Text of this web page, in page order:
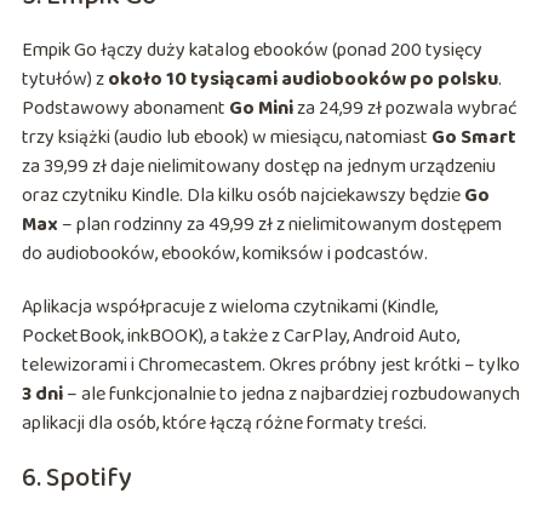
Empik Go łączy duży katalog ebooków (ponad 200 tysięcy
tytułów) zokoło 10 tysiącami audiobooków po polsku.
Podstawowy abonament Go Miniza 24,99 zł pozwala wybrać
trzy książki (audio lub ebook) w miesiącu, natomiast Go Smart
za 39,99 zł daje nielimitowany dostęp na jednym urządzeniu
oraz czytniku Kindle. Dla kilku osób najciekawszy będzieGo
Max – plan rodzinny za 49,99 zł z nielimitowanym dostępem
do audiobooków, ebooków, komiksów i podcastów.
Aplikacja współpracuje z wieloma czytnikami (Kindle,
PocketBook, inkBOOK), a także z CarPlay, Android Auto,
telewizorami i Chromecastem. Okres próbny jest krótki – tylko
3 dni– ale funkcjonalnie to jedna z najbardziej rozbudowanych
aplikacji dla osób, które łączą różne formaty treści.
6. Spotify